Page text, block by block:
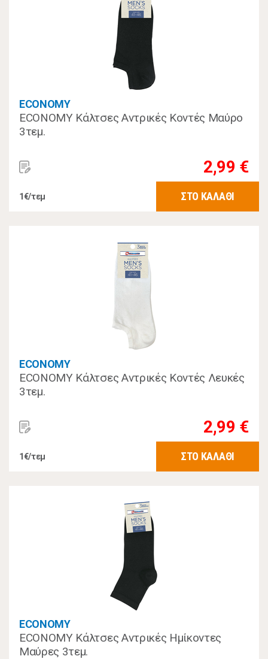
ECONOMY
ECONOMY Κάλτσες Αντρικές Κοντές Μαύρο
3τεμ.
2,99 €
1€/τεμ ΣΤΟ ΚΑΛΑΘΙ
ECONOMY
ECONOMY Κάλτσες Αντρικές Κοντές Λευκές
3τεμ.
2,99 €
1€/τεμ ΣΤΟ ΚΑΛΑΘΙ
ECONOMY
ECONOMY Κάλτσες Αντρικές Ημίκοντες
Μαύρες 3τεμ.